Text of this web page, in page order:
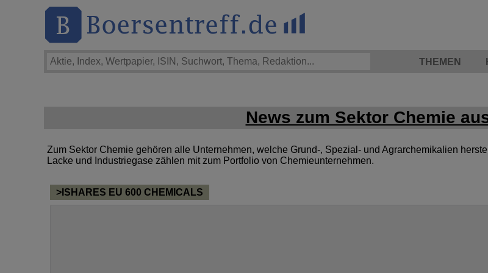
THEMEN
News zum Sektor Chemie
Zum Sektor Chemie gehören alle Unternehmen, welche Grund-, Spezial- und Agrarchemikalien
Lacke und Industriegase zählen mit zum Portfolio von Chemieunternehmen.
>ISHARES EU 600 CHEMICALS